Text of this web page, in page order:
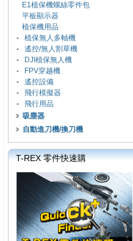
E1植保機螺絲零件包
平板顯示器
植保機用品
- 植保無人多軸機
- 遙控/無人割草機
-
DJI植保無人機
-
FPV穿越機
- 遙控設備
- 飛行模擬器
- 飛行用品
吸塵器
自動進刀機/換刀機
T-REX 零件快速購